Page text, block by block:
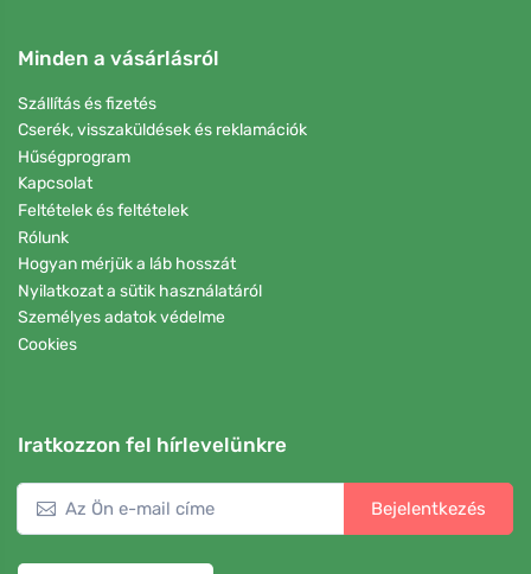
Minden a vásárlásról
Szállítás és fizetés
Cserék, visszaküldések és reklamációk
Hűségprogram
Kapcsolat
Feltételek és feltételek
Rólunk
Hogyan mérjük a láb hosszát
Nyilatkozat a sütik használatáról
Személyes adatok védelme
Cookies
Iratkozzon fel hírlevelünkre
Bejelentkezés